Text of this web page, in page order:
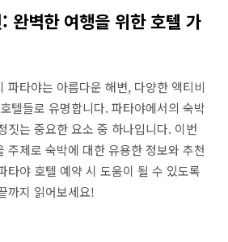
완벽한 여행을 위한 호텔 가
파타야는 아름다운 해변, 다양한 액티비
텔들로 유명합니다. 파타야에서의 숙박
짓는 중요한 요소 중 하나입니다. 이번
주제로 숙박에 대한 유용한 정보와 추천
타야 호텔 예약 시 도움이 될 수 있도록
까지 읽어보세요!